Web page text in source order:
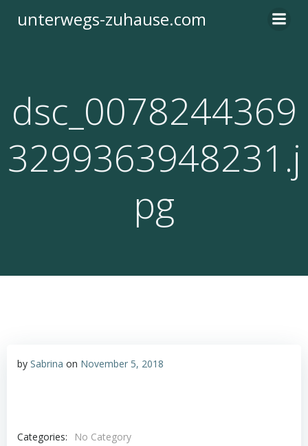
Inhalt
unterwegs-zuhause.com
dsc_0078244369
3299363948231.j
pg
by Sabrina on November 5, 2018
Categories:
No Category